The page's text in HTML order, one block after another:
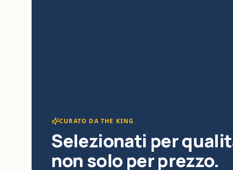
CURATO DA THE KING
Selezionati per
non solo per prezzo.